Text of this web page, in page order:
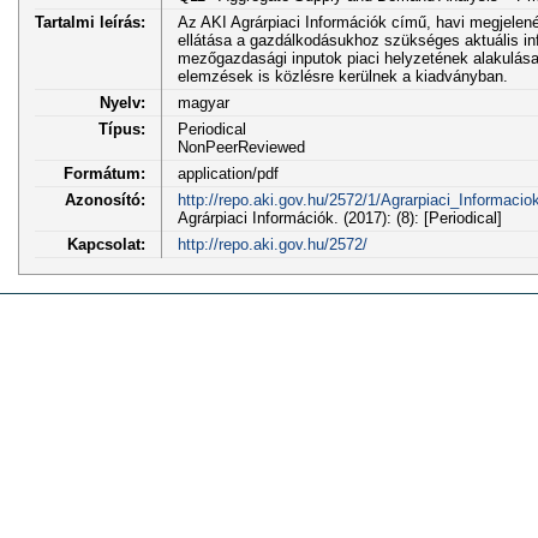
Tartalmi leírás:
Az AKI Agrárpiaci Információk című, havi
ellátása a gazdálkodásukhoz szükséges aktuális
mezőgazdasági inputok piaci helyzetének
elemzések is közlésre kerülnek a kiadványban.
Nyelv:
magyar
Típus:
Periodical
NonPeerReviewed
Formátum:
application/pdf
Azonosító:
http://repo.aki.gov.hu/2572/1/
Agrárpiaci Információk. (2017): (8): [Periodical]
Kapcsolat:
http://repo.aki.gov.hu/2572/